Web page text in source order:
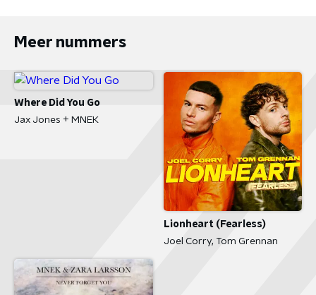
Meer nummers
Where Did You Go
Jax Jones + MNEK
Lionheart (Fearless)
Joel Corry, Tom Grennan